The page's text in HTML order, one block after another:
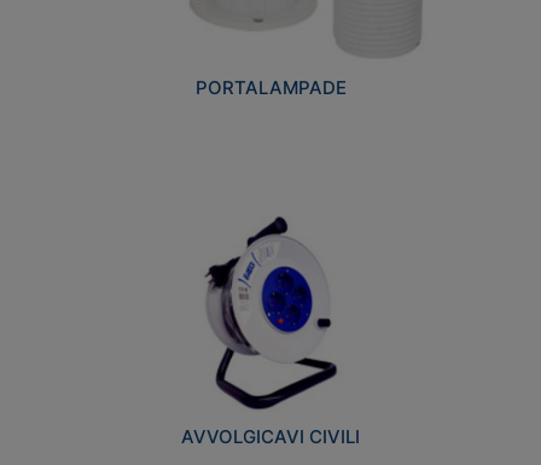
PORTALAMPADE
AVVOLGICAVI CIVILI